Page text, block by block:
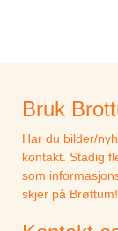
Bruk
Har du bilder/
kontakt. Stadig
som
skjer på Brøttum!